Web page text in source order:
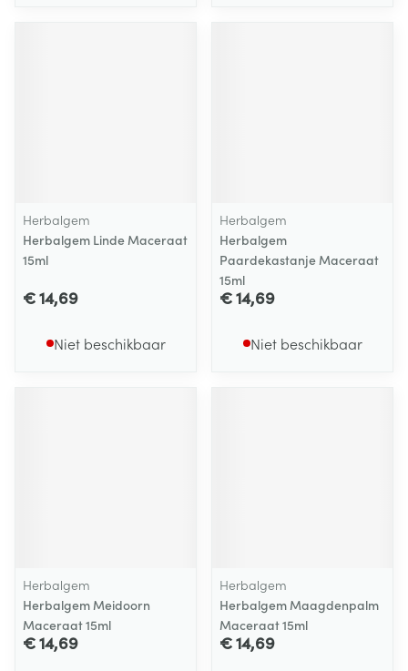
Herbalgem
Herbalgem Linde Maceraat
15ml
€ 14,69
Niet beschikbaar
Herbalgem
Herbalgem
Paardekastanje Maceraat
15ml
€ 14,69
Niet beschikbaar
Herbalgem
Herbalgem Meidoorn
Maceraat 15ml
€ 14,69
Herbalgem
Herbalgem Maagdenpalm
Maceraat 15ml
€ 14,69